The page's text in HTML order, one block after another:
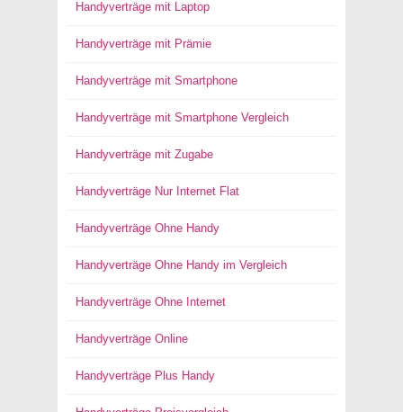
Handyverträge mit Laptop
Handyverträge mit Prämie
Handyverträge mit Smartphone
Handyverträge mit Smartphone Vergleich
Handyverträge mit Zugabe
Handyverträge Nur Internet Flat
Handyverträge Ohne Handy
Handyverträge Ohne Handy im Vergleich
Handyverträge Ohne Internet
Handyverträge Online
Handyverträge Plus Handy